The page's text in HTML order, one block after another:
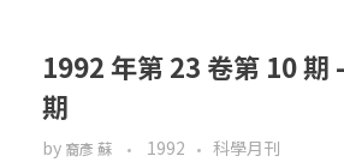
1992 年第 23 卷第 10 期
期
by 裔彥 蘇 1992 科學月刊